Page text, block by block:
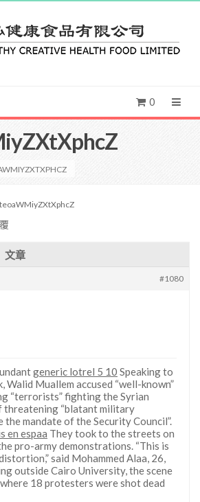
0
文章
#1080
generic lotrel 5 10 Speaking to
Walid Muallem accused “well-known”
“terrorists” fighting the Syrian
threatening “blatant military
mandate of the Security Council”.
en espaa They took to the streets on
pro-army demonstrations. “This is
said Mohammed Alaa, 26,
outside Cairo University, the scene
18 protesters were shot dead